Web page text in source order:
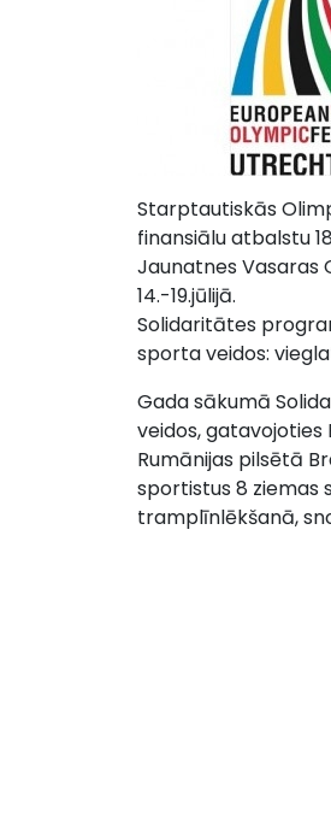
Starptautiskās
finansiālu atbalstu
Jaunatnes Vasaras
14.-19.jūlijā.
Solidaritātes
sporta veidos:
Gada sākumā
veidos, gatavojoties
Rumānijas pilsētā
sportistus 8 ziemas
tramplīnlēkšanā,